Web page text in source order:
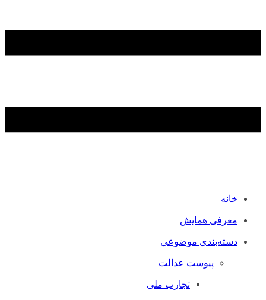
خانه
معرفی همایش
دسته‌بندی موضوعی
پیوست عدالت
تجارب ملی